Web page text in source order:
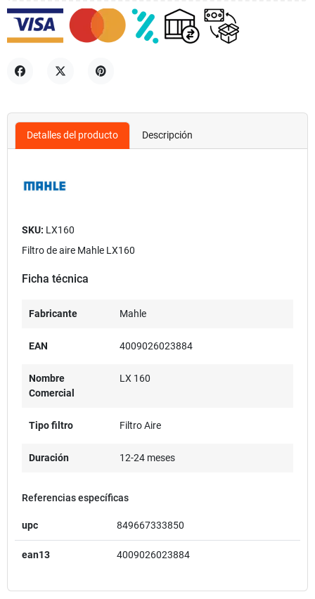
Detalles del producto Descripción
SKU: LX160
Filtro de aire Mahle LX160
Ficha técnica
Fabricante Mahle
EAN 4009026023884
Nombre
Comercial
LX 160
Tipo filtro Filtro Aire
Duración 12-24 meses
Referencias específicas
upc 849667333850
ean13 4009026023884